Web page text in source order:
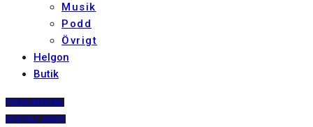
Musik
Podd
Övrigt
Helgon
Butik
PRENUMERERA
DIGITALT ARKIV